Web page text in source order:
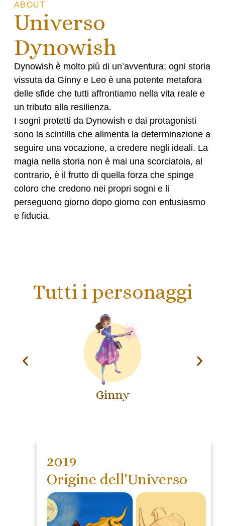
ABOUT
Universo
Dynowish
Dynowish è molto più di un’avventura; ogni storia
vissuta da Ginny e Leo è una potente metafora
delle sfide che tutti affrontiamo nella vita reale e
un tributo alla resilienza.
I sogni protetti da Dynowish e dai protagonisti
sono la scintilla che alimenta la determinazione a
seguire una vocazione, a credere negli ideali. La
magia nella storia non è mai una scorciatoia, al
contrario, è il frutto di quella forza che spinge
coloro che credono nei propri sogni e li
perseguono giorno dopo giorno con entusiasmo
e fiducia.
Tutti i personaggi
2019
Origine dell'Universo